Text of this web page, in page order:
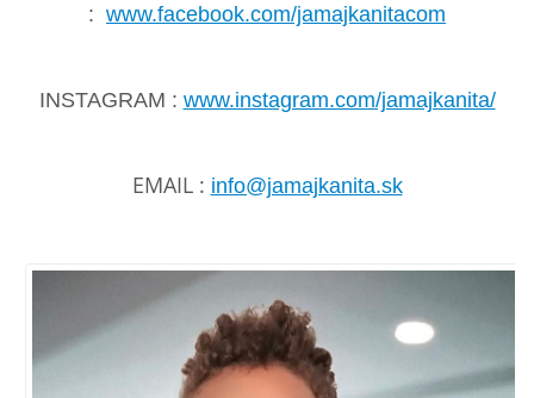
: www.facebook.com/jamajkanitacom
INSTAGRAM : www.instagram.com/jamajkanita/
EMAIL : info@jamajkanita.sk